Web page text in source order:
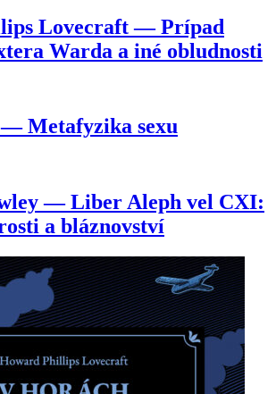
Lovecraft — Prípad
Warda a iné obludnosti
Metafyzika sexu
— Liber Aleph vel CXI:
a bláznovství